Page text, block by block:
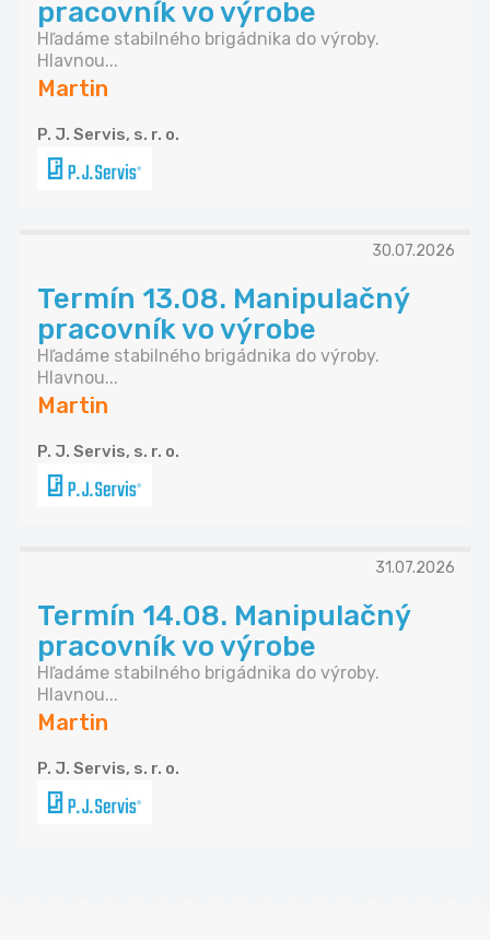
pracovník vo výrobe
Hľadáme stabilného brigádnika do výroby.
Hlavnou...
Martin
P. J. Servis, s. r. o.
30.07.2026
Termín 13.08. Manipulačný
pracovník vo výrobe
Hľadáme stabilného brigádnika do výroby.
Hlavnou...
Martin
P. J. Servis, s. r. o.
31.07.2026
Termín 14.08. Manipulačný
pracovník vo výrobe
Hľadáme stabilného brigádnika do výroby.
Hlavnou...
Martin
P. J. Servis, s. r. o.